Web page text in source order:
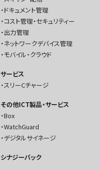
ドキュメント管理
コスト管理・セキュリティー
出力管理
ネットワークデバイス管理
モバイル・クラウド
サービス
スリーCチャージ
その他ICT製品・サービス
Box
WatchGuard
デジタルサイネージ
シナジーパック